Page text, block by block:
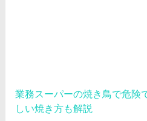
業務スーパーの焼き鳥で危険
しい焼き方も解説